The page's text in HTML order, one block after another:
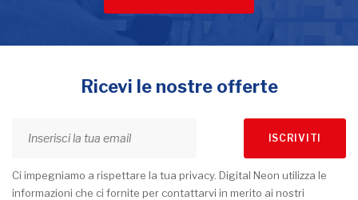
Ricevi le nostre offerte
ISCRIVITI
Ci impegniamo a rispettare la tua privacy. Digital Neon utilizza le
informazioni che ci fornite per contattarvi in merito ai nostri